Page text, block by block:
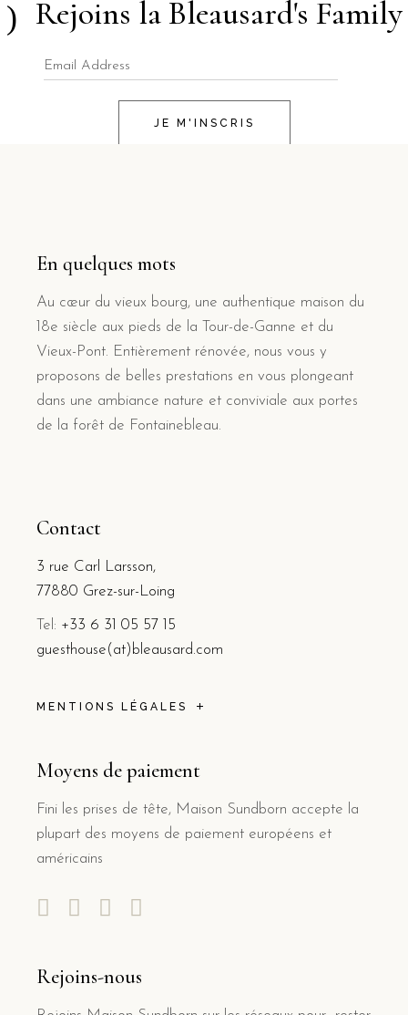
Rejoins la Bleausard's Family
JE M'INSCRIS
En quelques mots
Au cœur du vieux bourg, une authentique maison du
18e siècle aux pieds de la Tour-de-Ganne et du
Vieux-Pont. Entièrement rénovée, nous vous y
proposons de belles prestations en vous plongeant
dans une ambiance nature et conviviale aux portes
de la forêt de Fontainebleau.
Contact
3 rue Carl Larsson,
77880 Grez-sur-Loing
Tel: +33 6 31 05 57 15
guesthouse(at)bleausard.com
MENTIONS LÉGALES
Moyens de paiement
Fini les prises de tête, Maison Sundborn accepte la
plupart des moyens de paiement européens et
américains
Rejoins-nous